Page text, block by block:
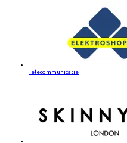
Telecommunicatie